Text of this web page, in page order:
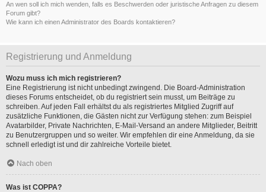
An wen soll ich mich wenden, falls es Beschwerden oder juristische Anfragen zu diesem
Forum gibt?
Wie kann ich einen Administrator des Boards kontaktieren?
Registrierung und Anmeldung
Wozu muss ich mich registrieren?
Eine Registrierung ist nicht unbedingt zwingend. Die Board-Administration
dieses Forums entscheidet, ob du registriert sein musst, um Beiträge zu
schreiben. Auf jeden Fall erhältst du als registriertes Mitglied Zugriff auf
zusätzliche Funktionen, die Gästen nicht zur Verfügung stehen: zum Beispiel
Avatarbilder, Private Nachrichten, E-Mail-Versand an andere Mitglieder, Beitritt
zu Benutzergruppen und so weiter. Wir empfehlen dir eine Anmeldung, da sie
schnell erledigt ist und dir zahlreiche Vorteile bietet.
Nach oben
Was ist COPPA?